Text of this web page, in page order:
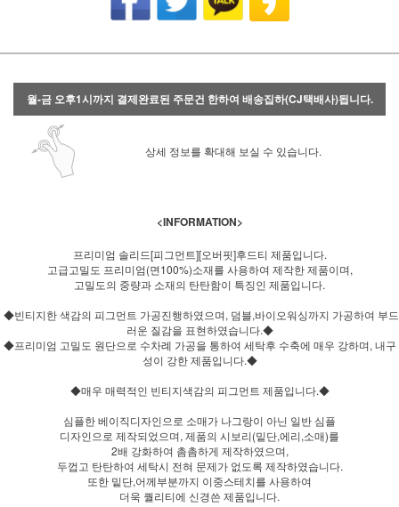
월-금 오후1시까지 결제완료된 주문건 한하여 배송집하(CJ택배사)됩니다.
상세 정보를 확대해 보실 수 있습니다.
<INFORMATION>
프리미엄 솔리드[피그먼트][오버핏]후드티 제품입니다.
고급고밀도 프리미엄(면100%)소재를 사용하여 제작한 제품이며,
고밀도의 중량과 소재의 탄탄함이 특징인 제품입니다.
◆빈티지한 색감의 피그먼트 가공진행하였으며, 덤블,바이오워싱까지 가공하여 부드
러운 질감을 표현하였습니다.◆
◆프리미엄 고밀도 원단으로 수차례 가공을 통하여 세탁후 수축에 매우 강하며, 내구
성이 강한 제품입니다.◆
◆매우 매력적인 빈티지색감의 피그먼트 제품입니다.◆
심플한 베이직디자인으로 소매가 나그랑이 아닌 일반 심플
디자인으로 제작되었으며, 제품의 시보리(밑단,에리,소매)를
2배 강화하여 촘촘하게 제작하였으며,
두껍고 탄탄하여 세탁시 전혀 문제가 없도록 제작하였습니다.
또한 밑단,어께부분까지 이중스테치를 사용하여
더욱 퀄리티에 신경쓴 제품입니다.